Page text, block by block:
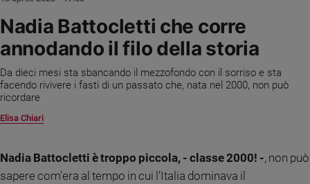
e
Volontariato
Diritti
Aziende
valore
della
Nadia Battocletti che corre
annodando il filo della storia
Da dieci mesi sta sbancando il mezzofondo con il sorriso e sta
facendo rivivere i fasti di un passato che, nata nel 2000, non può
ricordare
Elisa Chiari
Nadia Battocletti è troppo piccola, - classe 2000! -, non può
sapere com’era al tempo in cui l’Italia dominava il